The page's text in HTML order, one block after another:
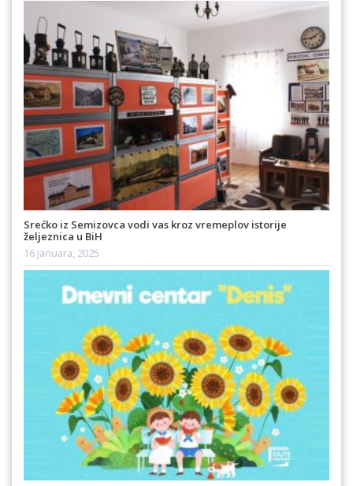
Srećko iz Semizovca vodi vas kroz vremeplov istorije
željeznica u BiH
16 Januara, 2025